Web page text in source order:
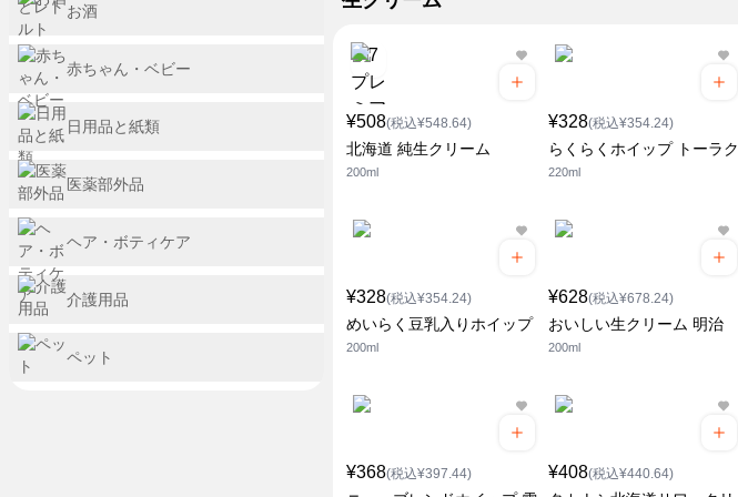
¥508(税込¥548.64)
北海道 純生クリーム
200ml
¥328(税込¥354.24)
らくらくホイップ トーラク
220ml
¥328(税込¥354.24)
めいらく豆乳入りホイップ
200ml
¥628(税込¥678.24)
おいしい生クリーム 明治
200ml
¥368(税込¥397.44) ¥408(税込¥440.64)
お酒
赤ちゃん・ベビー
日用品と紙類
医薬部外品
ヘア・ボティケア
介護用品
ペット